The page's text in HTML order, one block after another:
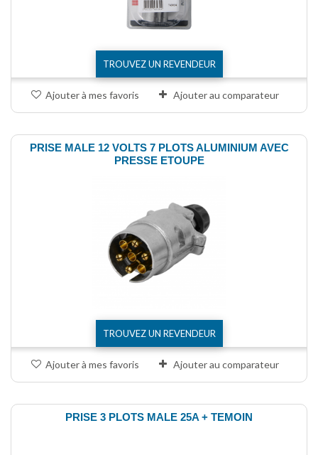
TROUVEZ UN REVENDEUR
Ajouter à mes favoris Ajouter au comparateur
PRISE MALE 12 VOLTS 7 PLOTS ALUMINIUM AVEC
PRESSE ETOUPE
TROUVEZ UN REVENDEUR
Ajouter à mes favoris Ajouter au comparateur
PRISE 3 PLOTS MALE 25A + TEMOIN